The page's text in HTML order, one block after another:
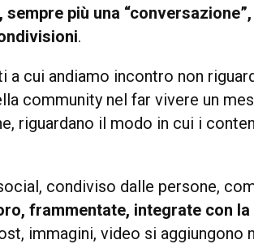
sempre più una
.
a cui andiamo incontro non
community nel far vivere un
riguardano il modo in cui i
condiviso dalle persone,
frammentate, integrate con
immagini, video si